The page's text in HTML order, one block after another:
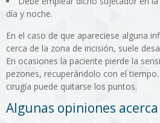
día y noche.
En el caso de que apareciese alguna
cerca de la zona de incisión, suele
En ocasiones la paciente pierde la
pezones, recuperándolo con el
cirugía puede quitarse los puntos.
Algunas opiniones